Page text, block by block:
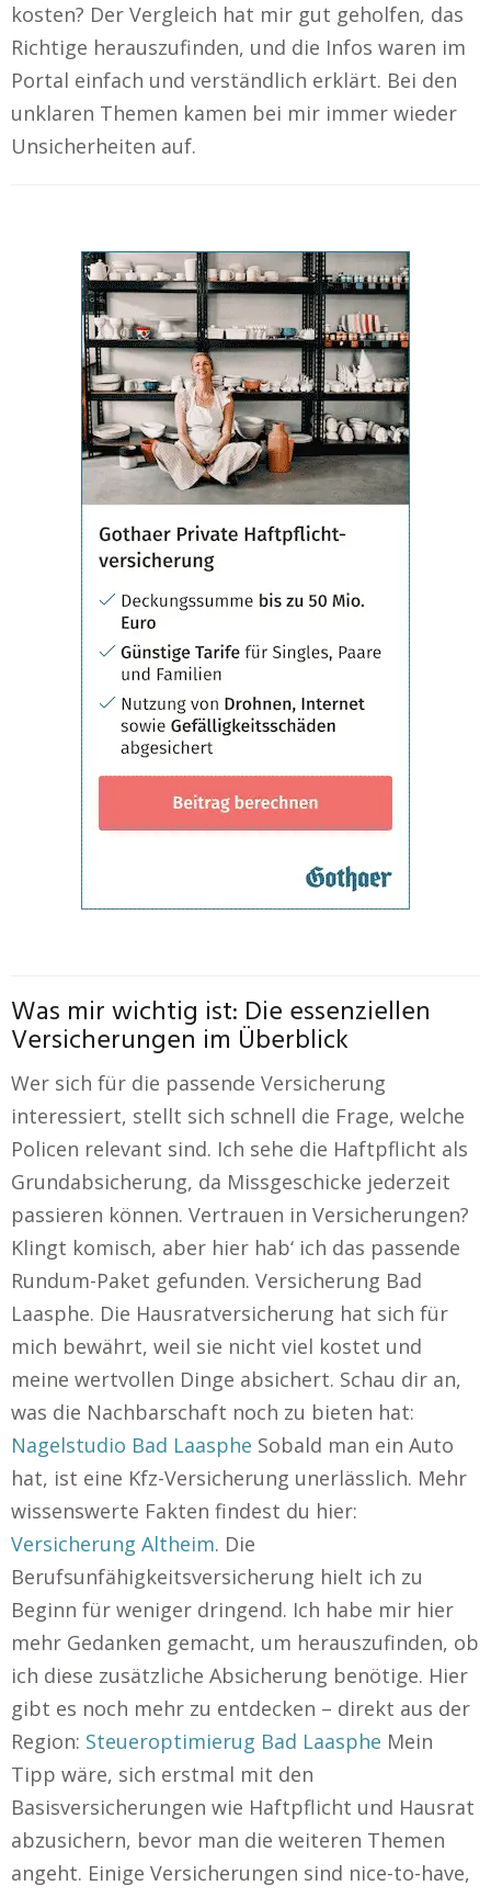
kosten? Der Vergleich hat mir gut geholfen, das
Richtige herauszufinden, und die Infos waren im
Portal einfach und verständlich erklärt. Bei den
unklaren Themen kamen bei mir immer wieder
Unsicherheiten auf.
Was mir wichtig ist: Die essenziellen
Versicherungen im Überblick
Wer sich für die passende Versicherung
interessiert, stellt sich schnell die Frage, welche
Policen relevant sind. Ich sehe die Haftpflicht als
Grundabsicherung, da Missgeschicke jederzeit
passieren können. Vertrauen in Versicherungen?
Klingt komisch, aber hier hab‘ ich das passende
Rundum-Paket gefunden. Versicherung Bad
Laasphe. Die Hausratversicherung hat sich für
mich bewährt, weil sie nicht viel kostet und
meine wertvollen Dinge absichert. Schau dir an,
was die Nachbarschaft noch zu bieten hat:
Nagelstudio Bad Laasphe Sobald man ein Auto
hat, ist eine Kfz-Versicherung unerlässlich. Mehr
wissenswerte Fakten findest du hier:
Versicherung Altheim. Die
Berufsunfähigkeitsversicherung hielt ich zu
Beginn für weniger dringend. Ich habe mir hier
mehr Gedanken gemacht, um herauszufinden, ob
ich diese zusätzliche Absicherung benötige. Hier
gibt es noch mehr zu entdecken – direkt aus der
Region: Steueroptimierug Bad Laasphe Mein
Tipp wäre, sich erstmal mit den
Basisversicherungen wie Haftpflicht und Hausrat
abzusichern, bevor man die weiteren Themen
angeht. Einige Versicherungen sind nice-to-have,